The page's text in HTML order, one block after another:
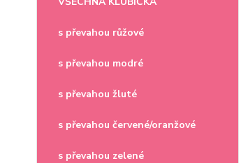
s převahou růžové
s převahou modré
s převahou žluté
s převahou červené/oranžové
s převahou zelené